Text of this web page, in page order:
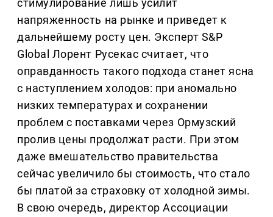
напряженность на рынке и приведет к
дальнейшему росту цен. Эксперт S&P
Global Лорент Русекас считает, что
оправданность такого подхода станет ясна
с наступлением холодов: при аномально
низких температурах и сохранении
проблем с поставками через Ормузский
пролив цены продолжат расти. При этом
даже вмешательство правительства
сейчас увеличило бы стоимость, что стало
бы платой за страховку от холодной зимы.
В свою очередь, директор Ассоциации